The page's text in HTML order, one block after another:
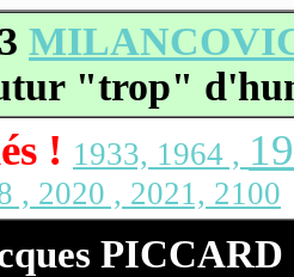
"trop"
! 1933, 1964 ,
, 2020 , 2021, 2100
PICCARD